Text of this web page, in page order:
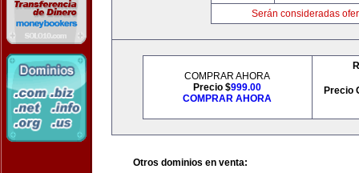
Serán consideradas
COMPRAR AHORA
Precio $999.00
COMPRAR AHORA
Precio
Otros dominios en venta: